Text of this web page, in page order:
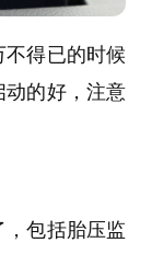
得已的时候
动的好，注意
包括胎压监